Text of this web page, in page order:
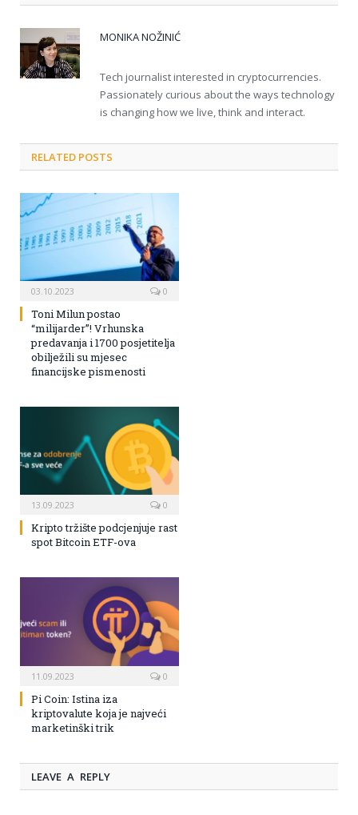
MONIKA NOŽINIĆ
Tech journalist interested in cryptocurrencies.
Passionately curious about the ways technology
is changing how we live, think and interact.
RELATED POSTS
03.10.2023 0
Toni Milun postao
“milijarder”! Vrhunska
predavanja i 1700 posjetitelja
obilježili su mjesec
financijske pismenosti
13.09.2023 0
Kripto tržište podcjenjuje rast
spot Bitcoin ETF-ova
11.09.2023 0
Pi Coin: Istina iza
kriptovalute koja je najveći
marketinški trik
LEAVE A REPLY